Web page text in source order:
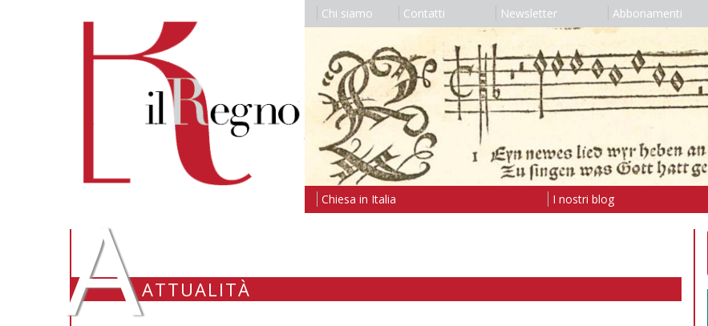
Chi siamo Contatti Newsletter Abbonamenti
Chiesa in Italia I nostri blog
AATTUALITÀ